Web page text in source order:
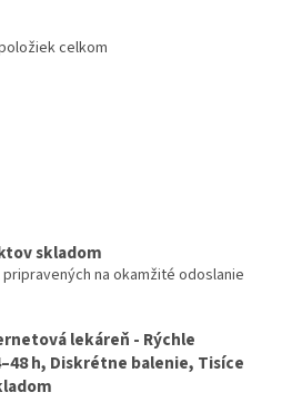
O
p
r
y
v
ý
p
celkom
skladom
na okamžité odoslanie
lekáreň - Rýchle
h, Diskrétne balenie, Tisíce